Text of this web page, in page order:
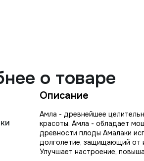
о товаре
Описание
Амла - древнейшее
красоты. Амла - обладает
древности плоды Амалаки
долголетие, защищающий от
Улучшает настроение,